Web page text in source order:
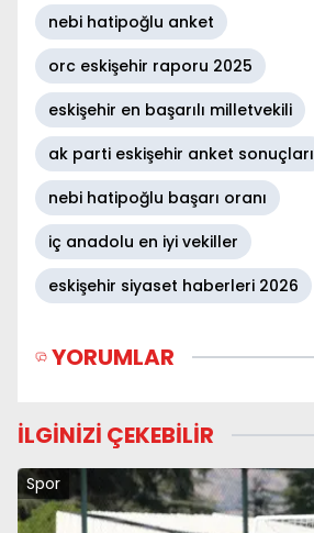
nebi hatipoğlu anket
orc eskişehir raporu 2025
eskişehir en başarılı milletvekili
ak parti eskişehir anket sonuçları
nebi hatipoğlu başarı oranı
iç anadolu en iyi vekiller
eskişehir siyaset haberleri 2026
YORUMLAR
İLGİNİZİ ÇEKEBİLİR
Spor